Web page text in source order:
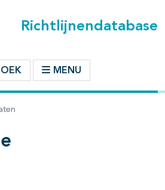
Richtlijnendatabase
MENU